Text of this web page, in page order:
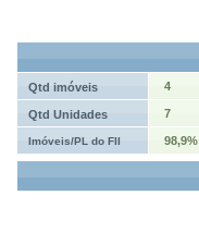
Qtd imóveis 4
Qtd Unidades 7
Imóveis/PL do FII 98,9%